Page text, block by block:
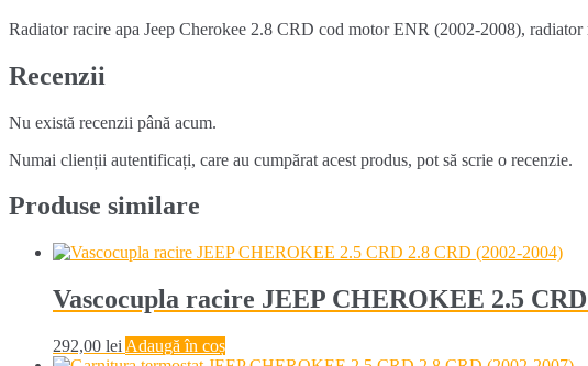
2007)
Radiator racire apa Jeep Cherokee 2.8 CRD cod motor ENR (2002-2008),
Recenzii
Nu există recenzii până acum.
Numai clienții autentificați, care au cumpărat acest produs, pot să scrie o recenzie.
Produse similare
Vascocupla racire JEEP CHEROKEE 2.5
292,00 lei Adaugă în coș